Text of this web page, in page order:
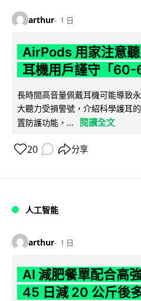
arthur 1 日
AirPods 用家注意
耳機用戶謹守「60-
長時間高音量佩戴耳機可能導致
大聽力受損警號，介紹科學護耳
置防護功能，...
閱讀全文
20 分享
人工智能
arthur 1 日
AI 減肥餐單配合高
45 日減 20 公斤後